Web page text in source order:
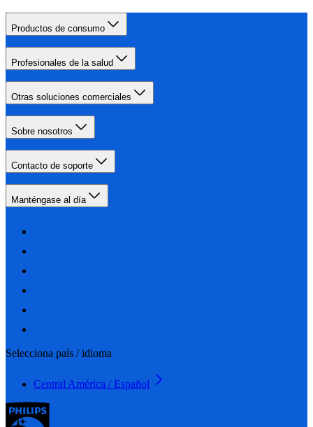
Productos de consumo
Profesionales de la salud
Otras soluciones comerciales
Sobre nosotros
Contacto de soporte
Manténgase al día
Selecciona país / idioma
Central América / Español